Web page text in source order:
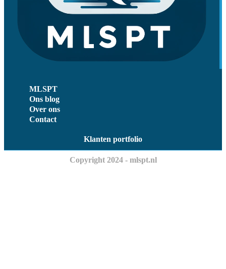
MLSPT
Ons blog
Over ons
Contact
Klanten portfolio
Copyright 2024 - mlspt.nl